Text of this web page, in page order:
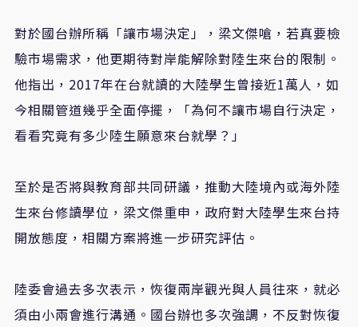
對於國台辦所稱「讓市場決定」，梁文傑嗆，若真要檢
驗市場需求，他更期待對岸能解除對陸生來台的限制。
他指出，2017年在台就讀的大陸學生曾接近1萬人，如
今相關管道幾乎全面停擺，「為何不讓市場自行決定，
看看究竟有多少陸生願意來台就學？」
至於是否將與教育部共同研議，推動大陸境內或海外陸
生來台修讀學位，梁文傑重申，政府對大陸學生來台持
開放態度，相關方案將進一步研究評估。
陸委會過去多次表示，恢復兩岸觀光與人員往來，就必
須由小兩會進行溝通。國台辦也多次強調，不反對恢復